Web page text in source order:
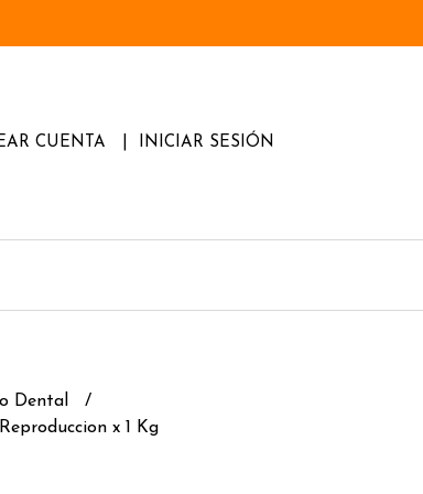
CUENTA INICIAR SESIÓN
Dental
x 1 Kg